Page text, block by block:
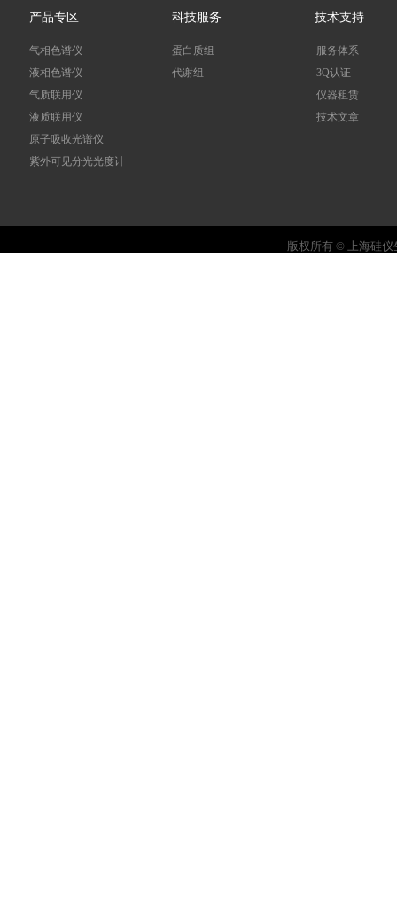
产品专区 科技服务
蛋白质组
代谢组
气相色谱仪
液相色谱仪
气质联用仪
液质联用仪
原子吸收光谱仪
紫外可见分光光度计
版权所有 © 上海硅
技术支持
服务体系
3Q认证
仪器租赁
技术文章